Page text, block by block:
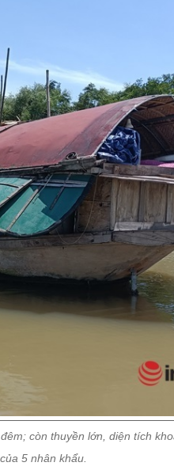
còn thuyền lớn, diện tích
5 nhân khẩu.